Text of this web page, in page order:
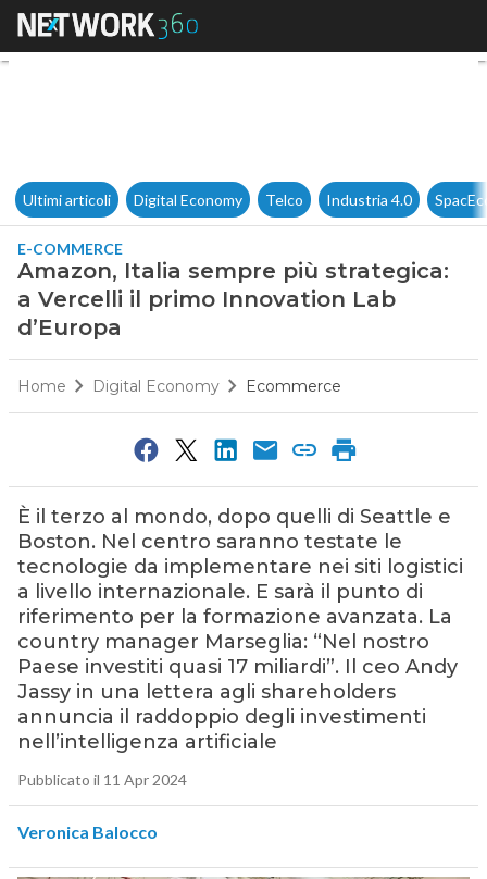
Amazon, Italia sempre più
Ultimi articoli Digital Economy Telco Industria 4.0
E-COMMERCE
Amazon, Italia sempre più strategica:
a Vercelli il primo Innovation Lab
d’Europa
Home Digital Economy Ecommerce
È il terzo al mondo, dopo quelli di Seattle e
Boston. Nel centro saranno testate le
tecnologie da implementare nei siti logistici
a livello internazionale. E sarà il punto di
riferimento per la formazione avanzata. La
country manager Marseglia: “Nel nostro
Paese investiti quasi 17 miliardi”. Il ceo Andy
Jassy in una lettera agli shareholders
annuncia il raddoppio degli investimenti
nell’intelligenza artificiale
Pubblicato il 11 Apr 2024
Veronica Balocco